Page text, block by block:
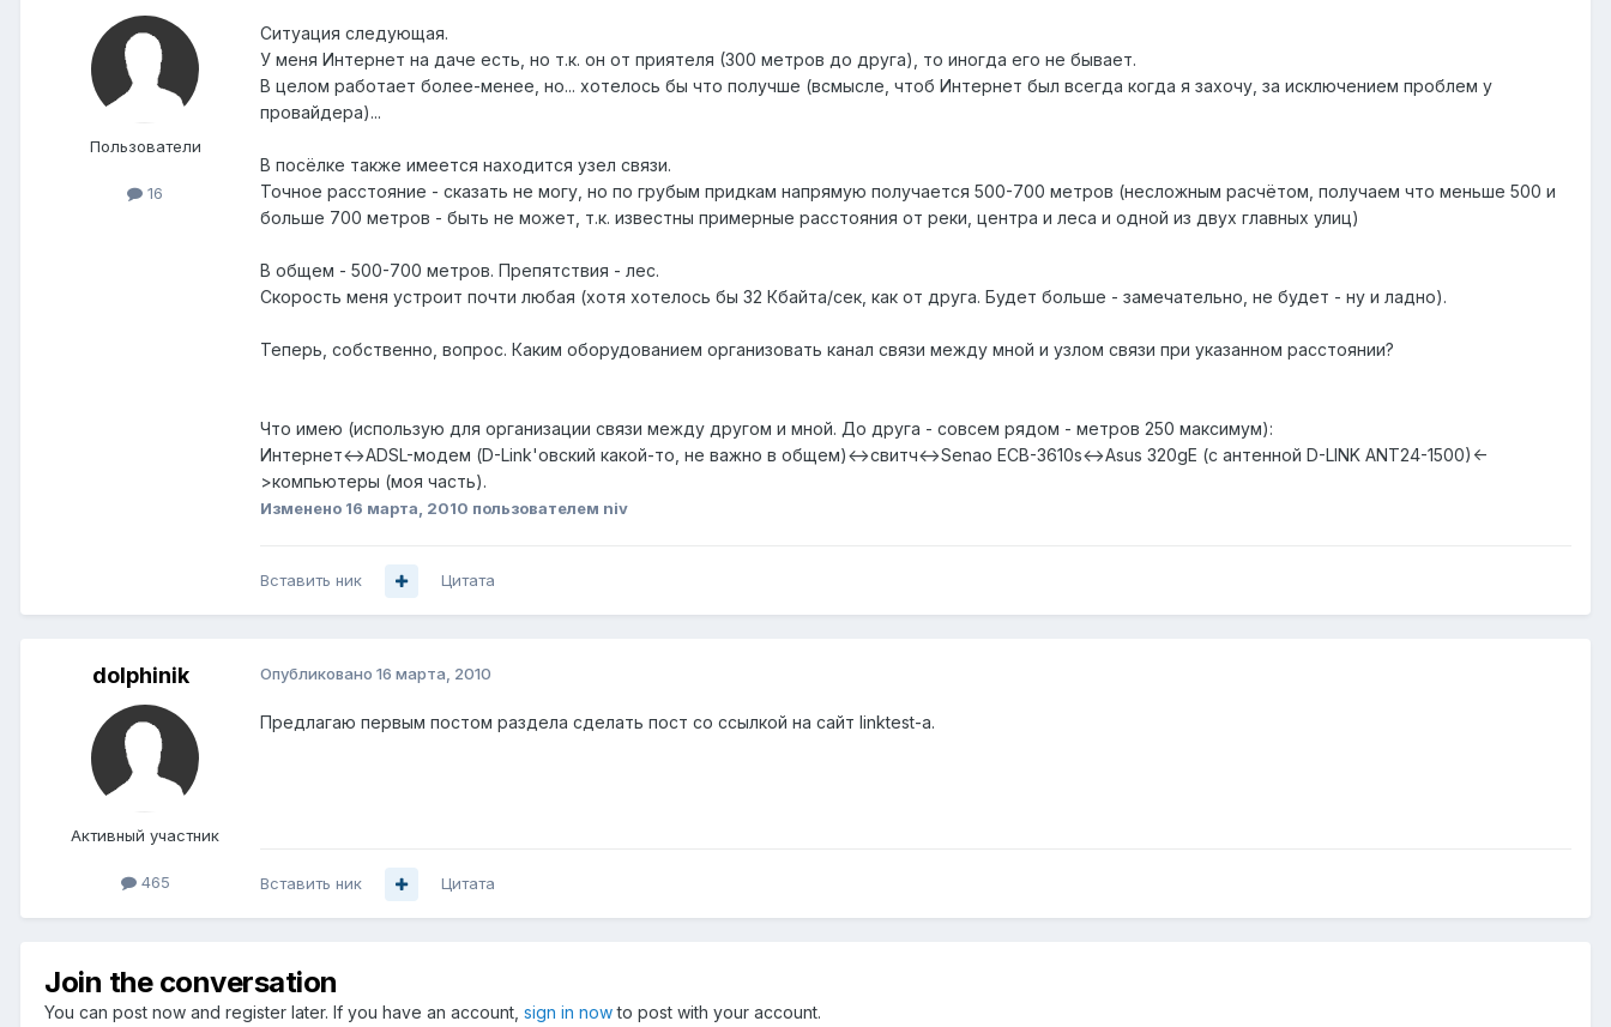
Пользователи
16
Ситуация следующая.
У меня Интернет на даче есть, но т.к. он от приятеля (300 метров до друга), то иногда его не бывает.
В целом работает более-менее, но... хотелось бы что получше (всмысле, чтоб Интернет был всегда когда я захочу, за исключением проблем у
провайдера)...
В посёлке также имеется находится узел связи.
Точное расстояние - сказать не могу, но по грубым придкам напрямую получается 500-700 метров (несложным расчётом, получаем что меньше 500 и
больше 700 метров - быть не может, т.к. известны примерные расстояния от реки, центра и леса и одной из двух главных улиц)
В общем - 500-700 метров. Препятствия - лес.
Скорость меня устроит почти любая (хотя хотелось бы 32 Кбайта/сек, как от друга. Будет больше - замечательно, не будет - ну и ладно).
Теперь, собственно, вопрос. Каким оборудованием организовать канал связи между мной и узлом связи при указанном расстоянии?
Что имею (использую для организации связи между другом и мной. До друга - совсем рядом - метров 250 максимум):
Интернет<->ADSL-модем (D-Link'овский какой-то, не важно в общем)<->свитч<->Senao ECB-3610s<->Asus 320gE (с антенной D-LINK ANT24-1500)<-
>компьютеры (моя часть).
Изменено 16 марта, 2010 пользователем niv
Вставить ник Цитата
dolphinik
Активный участник
465
Опубликовано 16 марта, 2010
Предлагаю первым постом раздела сделать пост со ссылкой на сайт linktest-а.
Вставить ник Цитата
Join the conversation
You can post now and register later. If you have an account, sign in nowto post with your account.